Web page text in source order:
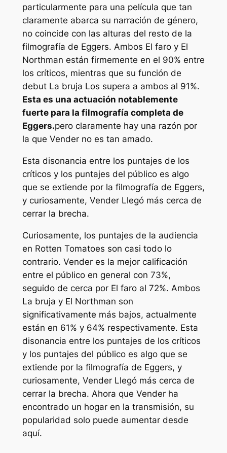
particularmente para una película que tan
claramente abarca su narración de género,
no coincide con las alturas del resto de la
filmografía de Eggers. Ambos El faroy El
Northman están firmemente en el 90% entre
los críticos, mientras que su función de
debut La bruja Los supera a ambos al 91%.
Esta es una actuación notablemente
fuerte para la filmografía completa de
Eggers.pero claramente hay una razón por
la que Venderno es tan amado.
Esta disonancia entre los puntajes de los
críticos y los puntajes del público es algo
que se extiende por la filmografía de Eggers,
y curiosamente, VenderLlegó más cerca de
cerrar la brecha.
Curiosamente, los puntajes de la audiencia
en Rotten Tomatoes son casi todo lo
contrario. Venderes la mejor calificación
entre el público en general con 73%,
seguido de cerca porEl faroal 72%. Ambos
La bruja y El Northman son
significativamente más bajos, actualmente
están en 61% y 64% respectivamente. Esta
disonancia entre los puntajes de los críticos
y los puntajes del público es algo que se
extiende por la filmografía de Eggers, y
curiosamente, VenderLlegó más cerca de
cerrar la brecha. Ahora que Venderha
encontrado un hogar en la transmisión, su
popularidad solo puede aumentar desde
aquí.